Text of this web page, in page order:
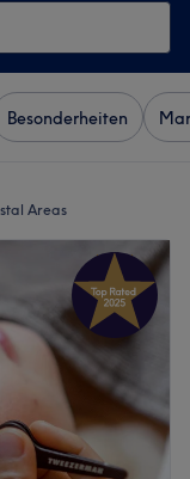
Besonderheiten
Areas